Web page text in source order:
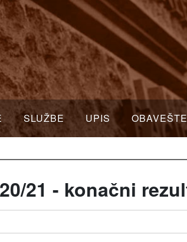
SLUŽBE UPIS
21 - konačni